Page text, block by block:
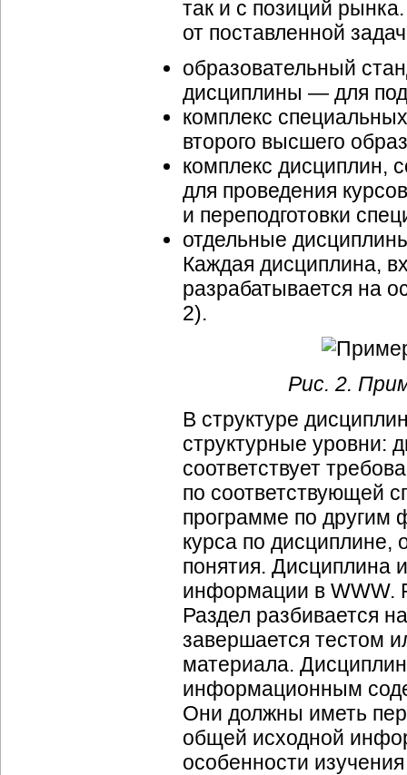
так и с позиций
от поставленной
образовательный
дисциплины — для
комплекс
второго высшего
комплекс
для проведения
и переподготовки
отдельные
Каждая дисциплина,
разрабатывается на
2).
Рис. 2.
В структуре
структурные уровни:
соответствует
по соответствующей
программе по другим
курса по
понятия. Дисциплина
информации в WWW.
Раздел разбивается
завершается тестом
материала.
информационным
Они должны иметь
общей исходной
особенности изучения